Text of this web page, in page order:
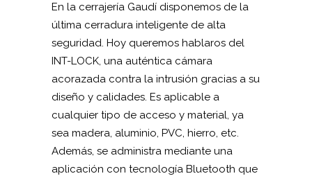
En la cerrajería Gaudí disponemos de la
última cerradura inteligente de alta
seguridad. Hoy queremos hablaros del
INT-LOCK, una auténtica cámara
acorazada contra la intrusión gracias a su
diseño y calidades. Es aplicable a
cualquier tipo de acceso y material, ya
sea madera, aluminio, PVC, hierro, etc.
Además, se administra mediante una
aplicación con tecnología Bluetooth que